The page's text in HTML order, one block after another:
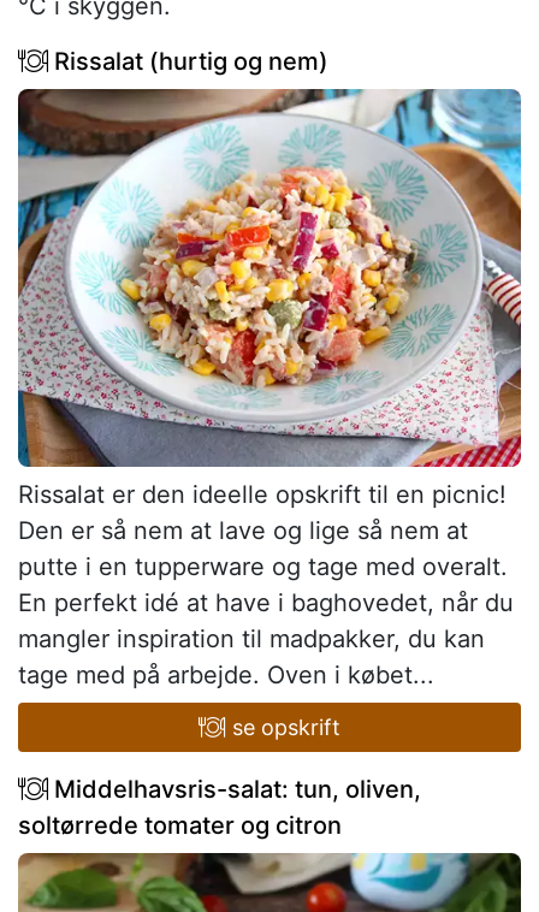
°C i skyggen.
Rissalat (hurtig og nem)
Rissalat er den ideelle opskrift til en picnic!
Den er så nem at lave og lige så nem at
putte i en tupperware og tage med overalt.
En perfekt idé at have i baghovedet, når du
mangler inspiration til madpakker, du kan
tage med på arbejde. Oven i købet...
se opskrift
Middelhavsris-salat: tun, oliven,
soltørrede tomater og citron